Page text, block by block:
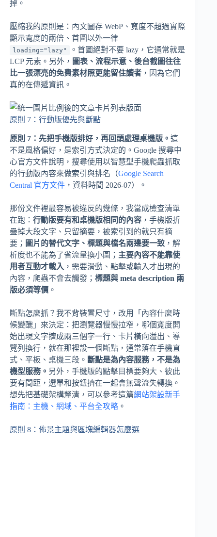
掉。
壓縮我的原則是：內文圖存 WebP、寬度不超過實際
顯示寬度的兩倍、首圖以外一律
loading="lazy"
。首圖絕對不要 lazy，它通常就是
LCP 元素。另外， 圖表、流程示意、後台截圖往往
比一張漂亮的免費素材照更能留住讀者 ，因為它們
真的在傳遞資訊。
原則 7：行動版優先與斷點
原則 7：先把手機版排好，再回頭處理桌機版。 這
不是風格偏好，是索引方式決定的。Google 搜尋中
心官方文件說明，搜尋使用以智慧型手機爬蟲抓取
的行動版內容來做索引與排名（Google Search
Central 官方文件 ，資料時間 2026-07）。
那份文件裡最容易被違反的幾條，我當成檢查清單
在跑： 行動版要有和桌機版相同的內容 ，手機版折
疊掉大段文字、只留摘要，被索引到的就只有摘
要； 圖片的替代文字、標題與檔名兩邊要一致 ，解
析度也不能為了省流量換小圖； 主要內容不能靠使
用者互動才載入 ，需要滑動、點擊或輸入才出現的
內容，爬蟲不會去觸發； 標題與 meta description 兩
版必須等價 。
斷點怎麼抓？我不背裝置尺寸，改用「內容什麼時
候變醜」來決定：把瀏覽器慢慢拉窄，哪個寬度開
始出現文字擠成兩三個字一行、卡片橫向溢出、導
覽列換行，就在那裡設一個斷點，通常落在手機直
式、平板、桌機三段。 斷點是為內容服務，不是為
機型服務。 另外，手機版的點擊目標要夠大、彼此
要有間距，選單和按鈕擠在一起會無聲流失轉換。
想先把基礎架構釐清，可以參考這篇網站架設新手
指南：主機、網域、平台全攻略 。
原則 8：佈景主題與區塊編輯器怎麼選